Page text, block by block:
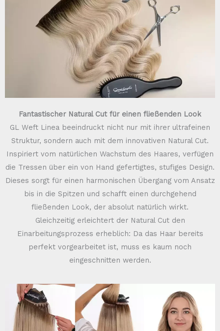
Fantastischer Natural Cut für einen fließenden Look
GL Weft Linea beeindruckt nicht nur mit ihrer ultrafeinen
Struktur, sondern auch mit dem innovativen Natural Cut.
Inspiriert vom natürlichen Wachstum des Haares, verfügen
die Tressen über ein von Hand gefertigtes, stufiges Design.
Dieses sorgt für einen harmonischen Übergang vom Ansatz
bis in die Spitzen und schafft einen durchgehend
fließenden Look, der absolut natürlich wirkt.
Gleichzeitig erleichtert der Natural Cut den
Einarbeitungsprozess erheblich: Da das Haar bereits
perfekt vorgearbeitet ist, muss es kaum noch
eingeschnitten werden.